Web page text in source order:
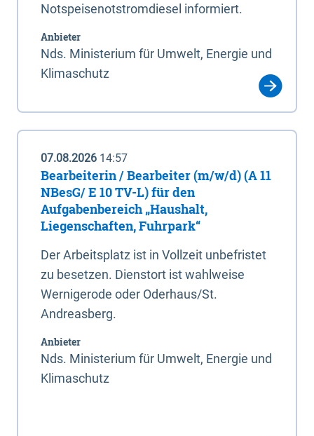
Notspeisenotstromdiesel informiert.
Anbieter
Nds. Ministerium für Umwelt, Energie und
Klimaschutz
07.08.2026 14:57
Bearbeiterin / Bearbeiter (m/w/d) (A 11
NBesG/ E 10 TV-L) für den
Aufgabenbereich „Haushalt,
Liegenschaften, Fuhrpark“
Der Arbeitsplatz ist in Vollzeit unbefristet
zu besetzen. Dienstort ist wahlweise
Wernigerode oder Oderhaus/St.
Andreasberg.
Anbieter
Nds. Ministerium für Umwelt, Energie und
Klimaschutz